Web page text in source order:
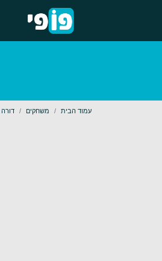
עמוד הבית משחקים